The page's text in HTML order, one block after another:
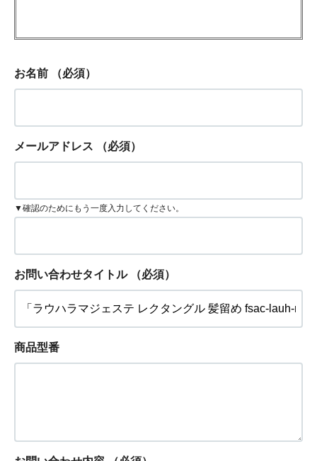
お名前 （必須）
メールアドレス （必須）
▼確認のためにもう一度入力してください。
お問い合わせタイトル （必須）
商品型番